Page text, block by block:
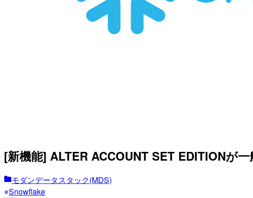
[新機能] ALTER ACCOUNT SET EDITIONが
モダンデータスタック(MDS)
Snowflake